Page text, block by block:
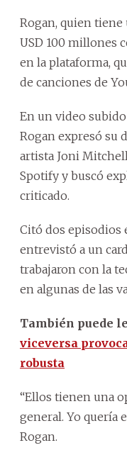
Rogan, quien tiene
USD 100 millones
en la plataforma,
de canciones de
En un video
Rogan expresó su
artista Joni
Spotify y buscó
criticado.
Citó dos episodios
entrevistó a un
trabajaron con la
en algunas de las
También puede
viceversa
robusta
“Ellos tienen una
general. Yo quería
Rogan.